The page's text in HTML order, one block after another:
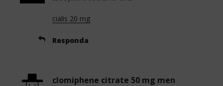
cialis 20 mg
Responda
clomiphene citrate 50 mg men